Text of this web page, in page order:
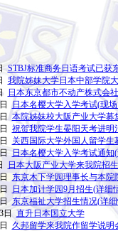
STBJ标准商务日语考试已获
我院姊妹大学日本中部学院
日本东京都市不动产株式会
日日本名樱大学入学考试(现
日本院姊妹校大阪产业大学募
祝贺我院学生晏阳天考进
关西国际大学外国人留学生
日日本名樱大学入学考试通知
日本大阪产业大学来我院招
东京木下学园理事长与本
日本加计学园9月招生(详细
日东京福祉大学招生情况(详
日 直升日本国立大学
久邦留学来我院作留学说明